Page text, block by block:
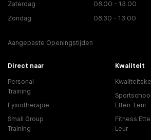
Zaterdag 08.00 - 13.00
Zondag 08.30 - 13.00
Aangepaste Openingstijden
Direct naar
Personal
Training
Fysiotherapie
Small Group
Training
Kwaliteit
Sportschool
Etten-Leur
Fitness
Leur